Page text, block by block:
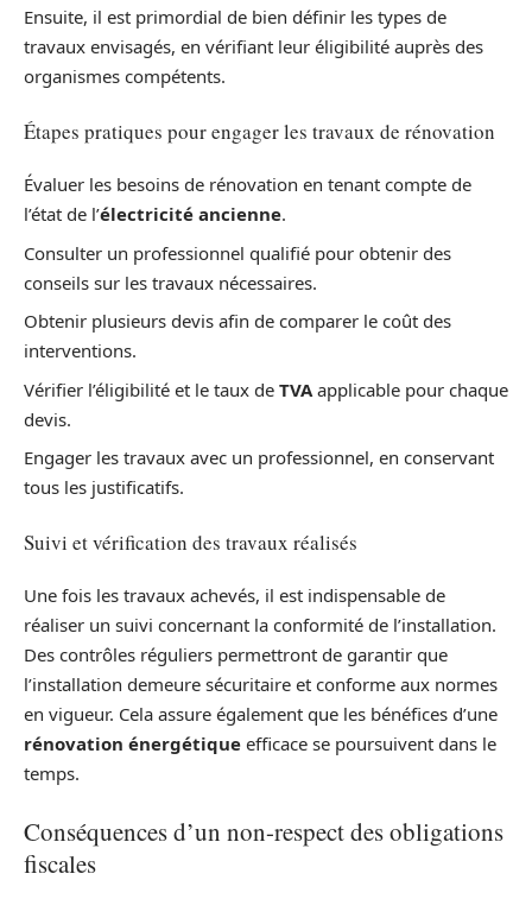
Ensuite, il est primordial de bien définir les types de
travaux envisagés, en vérifiant leur éligibilité auprès des
organismes compétents.
Étapes pratiques pour engager les travaux de rénovation
Évaluer les besoins de rénovation en tenant compte de
l’état de l’électricité ancienne.
Consulter un professionnel qualifié pour obtenir des
conseils sur les travaux nécessaires.
Obtenir plusieurs devis afin de comparer le coût des
interventions.
Vérifier l’éligibilité et le taux de TVA applicable pour chaque
devis.
Engager les travaux avec un professionnel, en conservant
tous les justificatifs.
Suivi et vérification des travaux réalisés
Une fois les travaux achevés, il est indispensable de
réaliser un suivi concernant la conformité de l’installation.
Des contrôles réguliers permettront de garantir que
l’installation demeure sécuritaire et conforme aux normes
en vigueur. Cela assure également que les bénéfices d’une
rénovation énergétique efficace se poursuivent dans le
temps.
Conséquences d’un non-respect des obligations
fiscales